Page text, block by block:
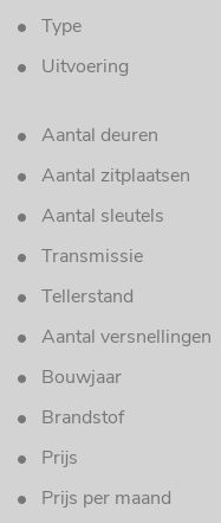
Type
Uitvoering
Aantal deuren
Aantal zitplaatsen
Aantal sleutels
Transmissie
Tellerstand
Aantal versnellingen
Bouwjaar
Brandstof
Prijs
Prijs per maand